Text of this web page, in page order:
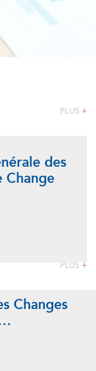
PLUS +
des
Change
PLUS +
Changes